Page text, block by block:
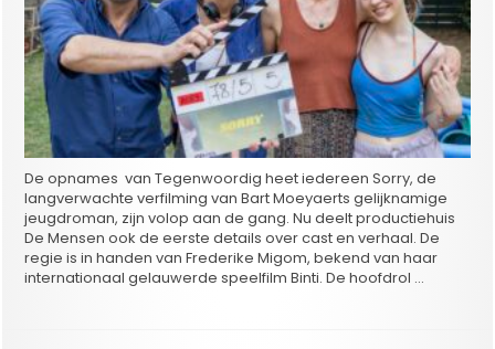
De opnames van Tegenwoordig heet iedereen Sorry, de
langverwachte verfilming van Bart Moeyaerts gelijknamige
jeugdroman, zijn volop aan de gang. Nu deelt productiehuis
De Mensen ook de eerste details over cast en verhaal. De
regie is in handen van Frederike Migom, bekend van haar
internationaal gelauwerde speelfilm Binti. De hoofdrol …